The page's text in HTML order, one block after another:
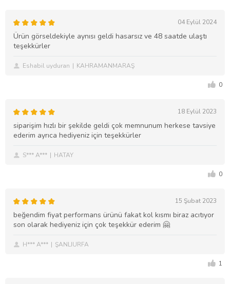
04 Eylül 2024
Ürün görseldekiyle aynısı geldi hasarsız ve 48 saatde ulaştı
teşekkürler
Eshabil uyduran KAHRAMANMARAŞ
0
18 Eylül 2023
siparişim hızlı bir şekilde geldi çok memnunum herkese tavsiye
ederim ayrıca hediyeniz için teşekkürler
S*** A*** HATAY
0
15 Şubat 2023
beğendim fiyat performans ürünü fakat kol kısmı biraz acıtıyor
son olarak hediyeniz için çok teşekkür ederim 🤗
H*** A*** ŞANLIURFA
1